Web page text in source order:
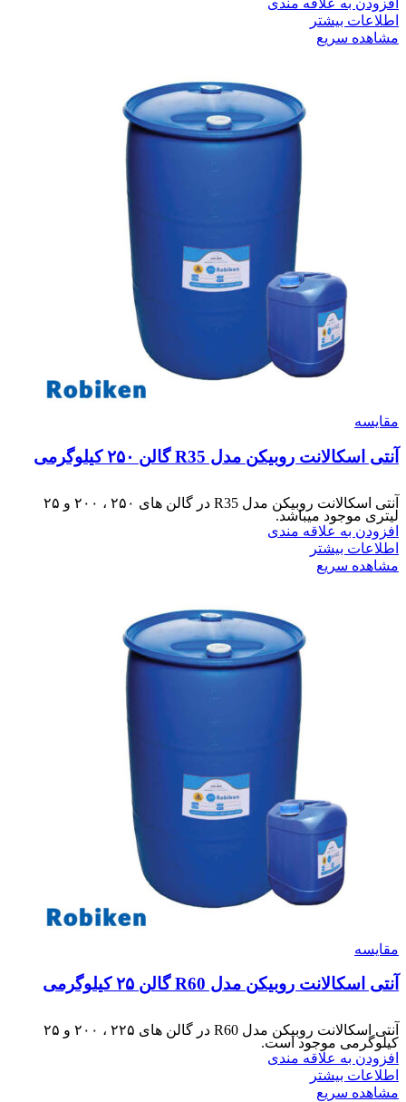
افزودن به علاقه مندی
اطلاعات بیشتر
مشاهده سریع
مقایسه
آنتی اسکالانت روبیکن مدل R35 گالن ۲۵۰ کیلوگرمی
آنتی اسکالانت روبیکن مدل R35 در گالن های ۲۵۰ ، ۲۰۰ و ۲۵
لیتری موجود میباشد.
افزودن به علاقه مندی
اطلاعات بیشتر
مشاهده سریع
مقایسه
آنتی اسکالانت روبیکن مدل R60 گالن ۲۵ کیلوگرمی
آنتی اسکالانت روبیکن مدل R60 در گالن های ۲۲۵ ، ۲۰۰ و ۲۵
کیلوگرمی موجود است.
افزودن به علاقه مندی
اطلاعات بیشتر
مشاهده سریع